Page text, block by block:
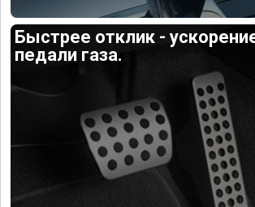
Быстрее отклик -
педали газа.